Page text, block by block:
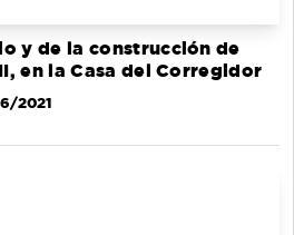
y de la construcción de
en la Casa del Corregidor
2021